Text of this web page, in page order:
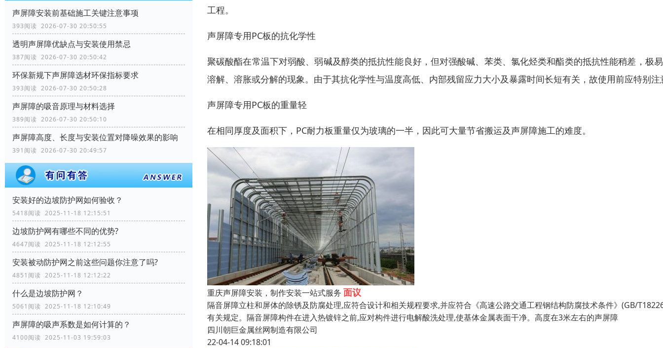
声屏障安装前基础施工关键注意事项
393阅读 2026-07-30 20:50:55
透明声屏障优缺点与安装使用禁忌
387阅读 2026-07-30 20:50:42
环保新规下声屏障选材环保指标要求
393阅读 2026-07-30 20:50:28
声屏障的吸音原理与材料选择
389阅读 2026-07-30 20:50:10
声屏障高度、长度与安装位置对降噪效果的影响
391阅读 2026-07-30 20:49:57
安装好的边坡防护网如何验收？
5418阅读 2025-11-18 12:15:51
边坡防护网有哪些不同的优势?
4647阅读 2025-11-18 12:12:55
安装被动防护网之前这些问题你注意了吗?
4851阅读 2025-11-18 12:12:22
什么是边坡防护网？
5061阅读 2025-11-18 12:10:49
声屏障的吸声系数是如何计算的？
4100阅读 2025-11-03 19:59:03
工程。
声屏障专用PC板的抗化学性
聚碳酸酯在常温下对弱酸、弱碱及醇类的抵抗性能良好，但对强酸碱、苯类、氯化烃类和酯类的抵抗性能稍差，极
溶解、溶胀或分解的现象。由于其抗化学性与温度高低、内部残留应力大小及暴露时间长短有关，故使用前应特别注
声屏障专用PC板的重量轻
在相同厚度及面积下，PC耐力板重量仅为玻璃的一半，因此可大量节省搬运及声屏障施工的难度。
重庆声屏障安装，制作安装一站式服务 面议
隔音屏障立柱和屏体的除锈及防腐处理,应符合设计和相关规程要求,并应符合《高速公路交通工程钢结构防腐技术条件》(GB/
有关规定。隔音屏障构件在进入热镀锌之前,应对构件进行电解酸洗处理,使基体金属表面干净。高度在3米左右的声屏障
四川朝巨金属丝网制造有限公司
22-04-14 09:18:01